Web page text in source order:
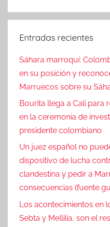
Entradas recientes
Sáhara marroquí:
en su posición y
Marruecos sobre su
Bourita llega a Cali para
en la ceremonia de
presidente colombiano
Un juez español no
dispositivo de lucha
clandestina y pedir a
consecuencias (fuente
Los acontecimientos en
Sebta y Mellilia, son el